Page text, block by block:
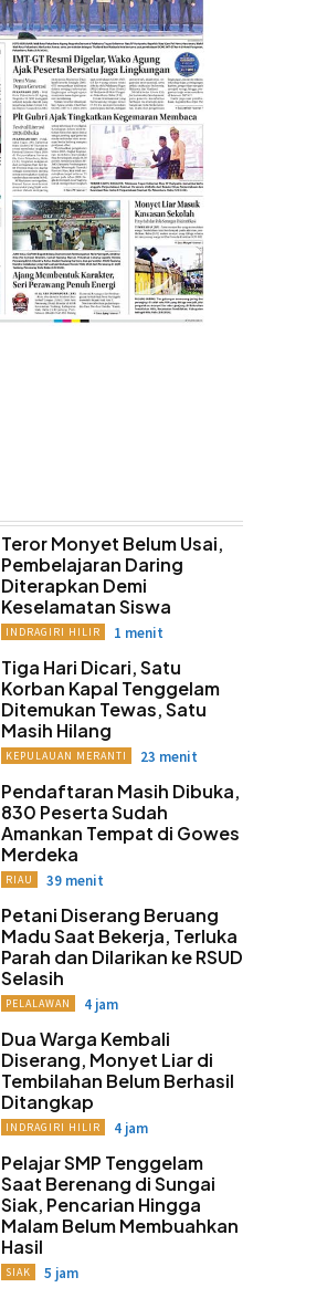
Teror Monyet Belum Usai,
Pembelajaran Daring
Diterapkan Demi
Keselamatan Siswa
INDRAGIRI HILIR 1 menit
Tiga Hari Dicari, Satu
Korban Kapal Tenggelam
Ditemukan Tewas, Satu
Masih Hilang
KEPULAUAN MERANTI 23 menit
Pendaftaran Masih Dibuka,
830 Peserta Sudah
Amankan Tempat di Gowes
Merdeka
RIAU 39 menit
Petani Diserang Beruang
Madu Saat Bekerja, Terluka
Parah dan Dilarikan ke RSUD
Selasih
PELALAWAN 4 jam
Dua Warga Kembali
Diserang, Monyet Liar di
Tembilahan Belum Berhasil
Ditangkap
INDRAGIRI HILIR 4 jam
Pelajar SMP Tenggelam
Saat Berenang di Sungai
Siak, Pencarian Hingga
Malam Belum Membuahkan
Hasil
SIAK 5 jam